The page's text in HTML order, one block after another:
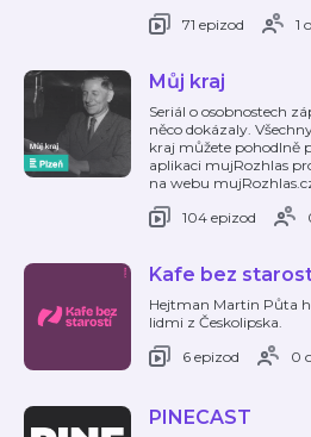
71 epizod
1
Můj kraj
Seriál o osobnostech
něco dokázaly.
kraj můžete pohodlně
aplikaci mujRozhlas
na webu
104 epizod
Kafe bez
Hejtman Martin Půta
lidmi z Českolipska.
6 epizod
0
PINECAST